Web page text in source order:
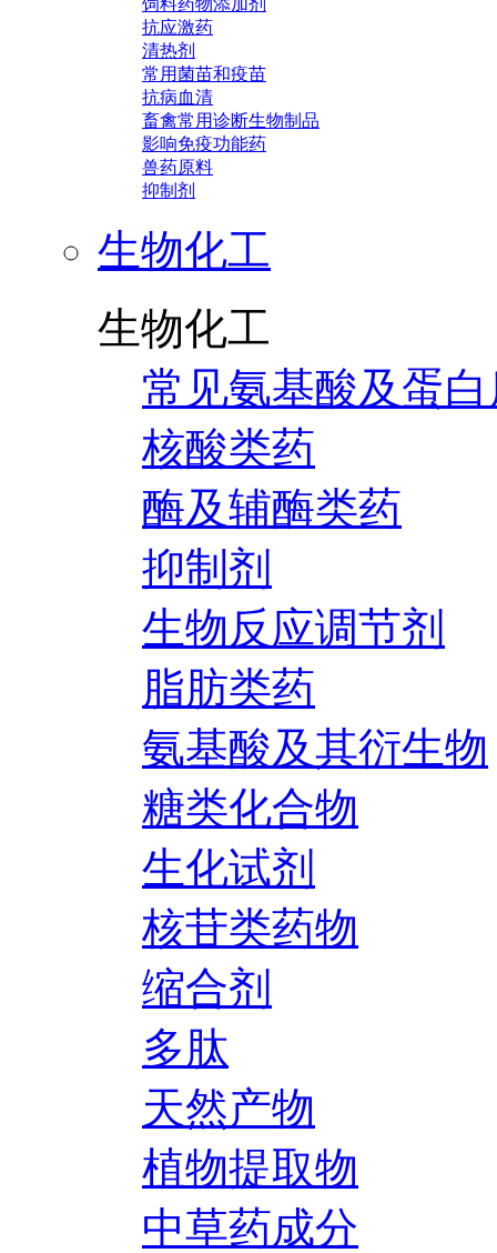
饲料药物添加剂
抗应激药
清热剂
常用菌苗和疫苗
抗病血清
畜禽常用诊断生物制品
影响免疫功能药
兽药原料
抑制剂
生物化工
生物化工
常见氨基酸及蛋
核酸类药
酶及辅酶类药
抑制剂
生物反应调节剂
脂肪类药
氨基酸及其衍生物
糖类化合物
生化试剂
核苷类药物
缩合剂
多肽
天然产物
植物提取物
中草药成分